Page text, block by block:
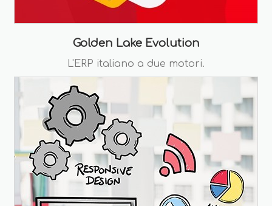
Golden Lake Evolution
L'ERP italiano a due motori.